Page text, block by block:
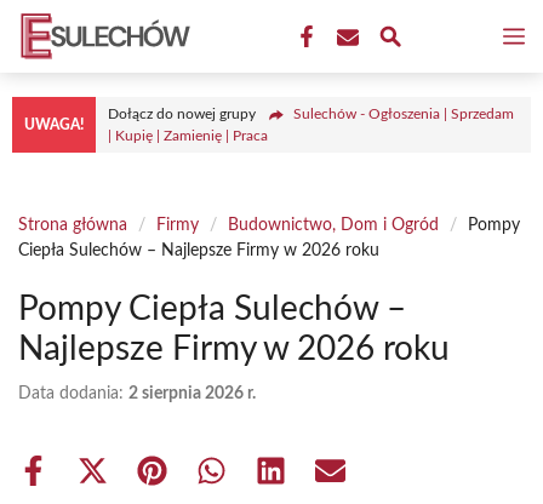
Przejdź
treści
UWAGA!
Dołącz do nowej grupy
Sulechów - Ogłoszenia | Sprzedam
| Kupię | Zamienię | Praca
Strona główna / Firmy / Budownictwo, Dom i Ogród /
Pompy
Ciepła Sulechów – Najlepsze Firmy w 2026 roku
Pompy Ciepła Sulechów –
Najlepsze Firmy w 2026 roku
Data dodania: 2 sierpnia 2026 r.
Share
Share Share Share Share Share